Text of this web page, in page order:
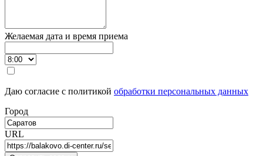
Желаемая дата и время приема
Даю согласие с политикой обработки персональных данных
Город
URL